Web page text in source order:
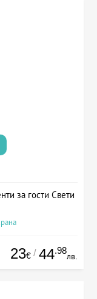
за гости Свети
23€ / 44.98
лв.